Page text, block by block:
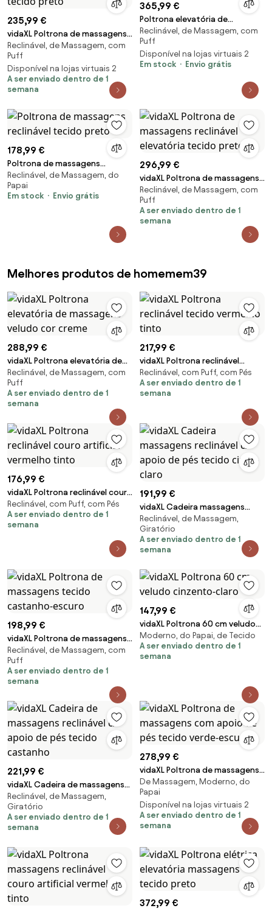
235,99 €
vidaXL Poltrona de massagens
elevatória tecido preto
Reclinável, de Massagem, com
Puff
Disponível na lojas virtuais 2
A ser enviado dentro de 1
semana
365,99 €
Poltrona elevatória de
massagens tecido preto
Reclinável, de Massagem, com
Puff
Disponível na lojas virtuais 2
Em stock
Envio grátis
178,99 €
Poltrona de massagens
reclinável tecido preto
Reclinável, de Massagem, do
Papai
Em stock
Envio grátis
296,99 €
vidaXL Poltrona de massagens
reclinável elevatória tecido
preto
Reclinável, de Massagem, com
Puff
A ser enviado dentro de 1
semana
Melhores produtos de homemem39
288,99 €
vidaXL Poltrona elevatória de
massagens veludo cor creme
Reclinável, de Massagem, com
Puff
A ser enviado dentro de 1
semana
217,99 €
vidaXL Poltrona reclinável
tecido vermelho tinto
Reclinável, com Puff, com Pés
A ser enviado dentro de 1
semana
176,99 €
vidaXL Poltrona reclinável couro
artificial vermelho tinto
Reclinável, com Puff, com Pés
A ser enviado dentro de 1
semana
191,99 €
vidaXL Cadeira massagens
reclinável c/ apoio de pés
tecido cinza-claro
Reclinável, de Massagem,
Giratório
A ser enviado dentro de 1
semana
198,99 €
vidaXL Poltrona de massagens
tecido castanho-escuro
Reclinável, de Massagem, com
Puff
A ser enviado dentro de 1
semana
147,99 €
vidaXL Poltrona 60 cm veludo
cinzento-claro
Moderno, do Papai, de Tecido
A ser enviado dentro de 1
semana
221,99 €
vidaXL Cadeira de massagens
reclinável c/ apoio de pés
tecido castanho
Reclinável, de Massagem,
Giratório
A ser enviado dentro de 1
semana
278,99 €
vidaXL Poltrona de massagens
com apoio de pés tecido
verde-escuro
De Massagem, Moderno, do
Papai
Disponível na lojas virtuais 2
A ser enviado dentro de 1
semana
372,99 €